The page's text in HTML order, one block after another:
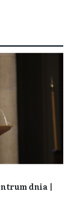
dnia |